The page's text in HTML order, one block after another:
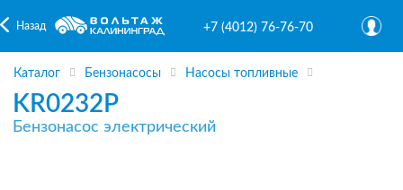
Назад +7 (4012) 76-76-70
Каталог Бензонасосы Насосы топливные
KR0232P
Бензонасос электрический